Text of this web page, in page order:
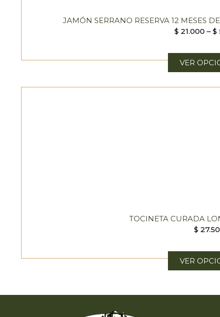
JAMÓN SERRANO RESERVA 12 MESES
$ 21.000 – $
VER
TOCINETA CURADA
$
VER